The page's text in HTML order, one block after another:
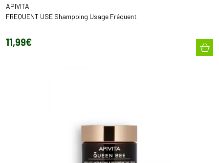
APIVITA
FREQUENT USE Shampoing Usage Fréquent
11,99€